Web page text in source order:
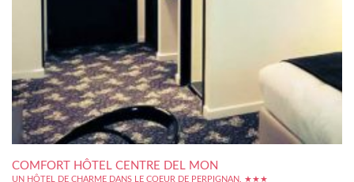
COMFORT HÔTEL CENTRE DEL MON
UN HÔTEL DE CHARME DANS LE COEUR DE PERPIGNAN. ★★★